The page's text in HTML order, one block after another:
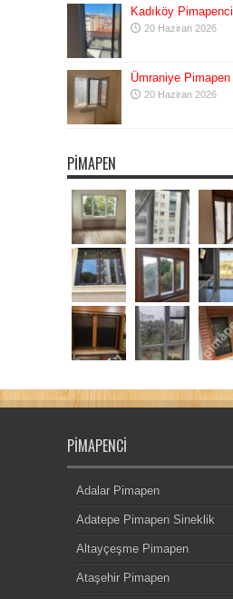
Kadıköy Pimapenci
20 Haziran 2026
Ümraniye Pimapen
20 Haziran 2026
PIMAPEN
PIMAPENCI
Adalar Pimapen
Adatepe Pimapen Sineklik
Altayçeşme Pimapen
Ataşehir Pimapen